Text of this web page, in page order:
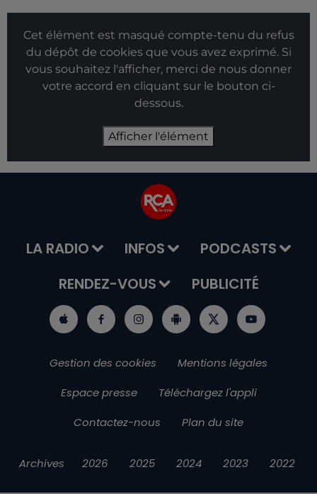
Cet élément est masqué compte-tenu du refus
du dépôt de cookies que vous avez exprimé. Si
vous souhaitez l'afficher, merci de nous donner
votre accord en cliquant sur le bouton ci-
dessous.
Afficher l'élément
LA RADIO INFOS
PODCASTS
RENDEZ-VOUS
PUBLICITÉ
Gestion des cookies
Mentions légales
Espace presse
Téléchargez l'appli
Contactez-nous
Plan du site
Archives 2026 2025 2024 2023 2022